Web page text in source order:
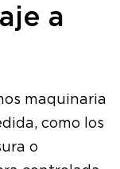
a
maquinaria
como los
o